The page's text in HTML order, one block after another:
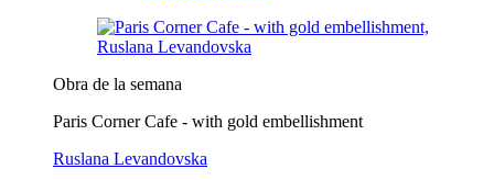
Obra de la semana
Paris Corner Cafe - with gold embellishment
Ruslana Levandovska